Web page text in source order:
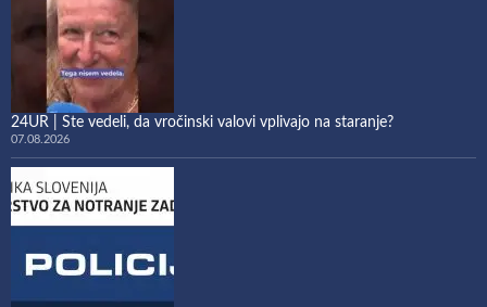
24UR | Ste vedeli, da vročinski valovi vplivajo na staranje?
07.08.2026